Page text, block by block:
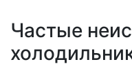
Частые